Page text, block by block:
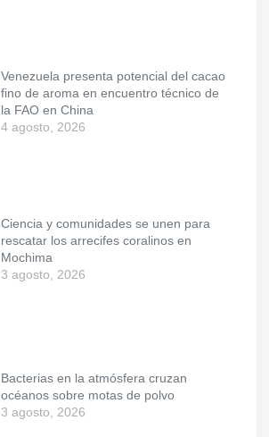
Venezuela presenta potencial del cacao
fino de aroma en encuentro técnico de
la FAO en China
4 agosto, 2026
Ciencia y comunidades se unen para
rescatar los arrecifes coralinos en
Mochima
3 agosto, 2026
Bacterias en la atmósfera cruzan
océanos sobre motas de polvo
3 agosto, 2026